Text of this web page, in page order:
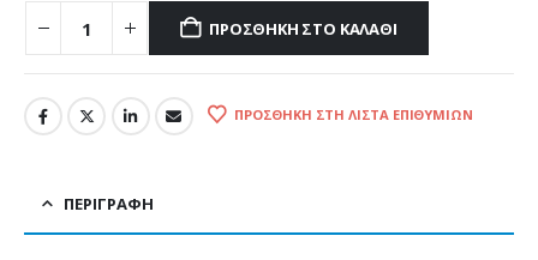
ΠΡΟΣΘΉΚΗ ΣΤΟ ΚΑΛΆΘΙ
ΠΡΟΣΘΉΚΗ ΣΤΗ ΛΊΣΤΑ ΕΠΙΘΥΜΙΏΝ
ΠΕΡΙΓΡΑΦΉ